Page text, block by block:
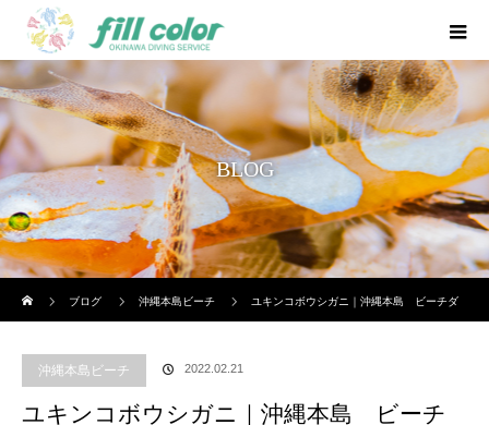
BLOG
ブログ
沖縄本島ビーチ ユキンコボウシガニ｜沖縄本島 ビーチダ
沖縄本島ビーチ 2022.02.21
ユキンコボウシガニ｜沖縄本島 ビーチ